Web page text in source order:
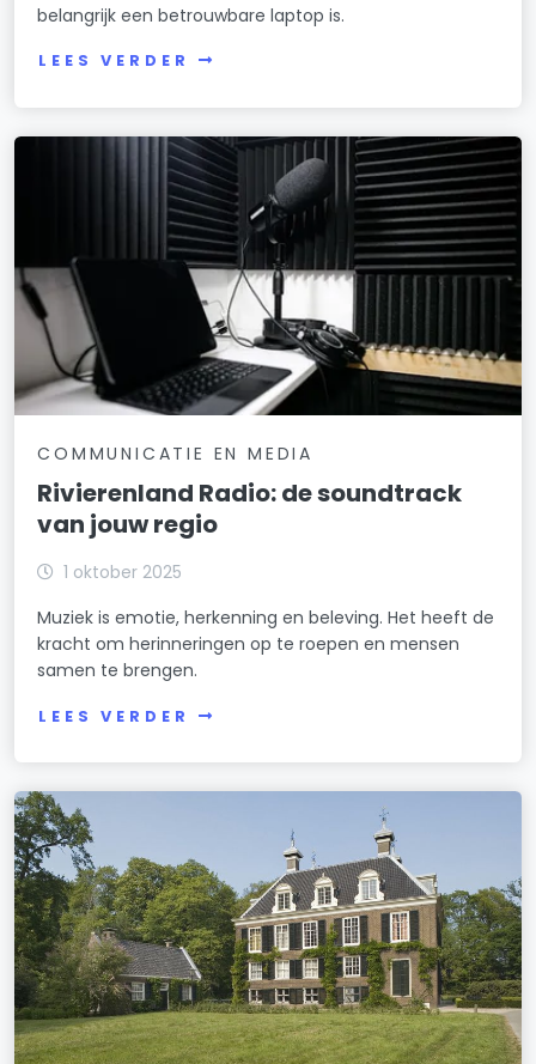
belangrijk een betrouwbare laptop is.
LEES VERDER
COMMUNICATIE EN MEDIA
Rivierenland Radio: de soundtrack
van jouw regio
1 oktober 2025
Muziek is emotie, herkenning en beleving. Het heeft de
kracht om herinneringen op te roepen en mensen
samen te brengen.
LEES VERDER